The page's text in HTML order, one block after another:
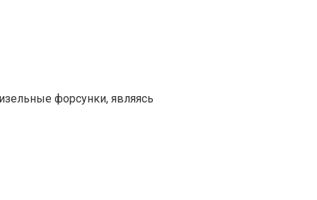
форсунки, являясь